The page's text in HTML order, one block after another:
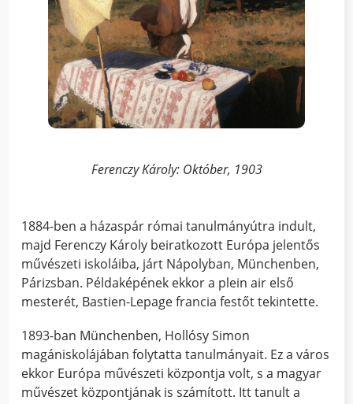
Ferenczy Károly: Október, 1903
1884-ben a házaspár római tanulmányútra indult,
majd Ferenczy Károly beiratkozott Európa jelentős
művészeti iskoláiba, járt Nápolyban, Münchenben,
Párizsban. Példaképének ekkor a plein air első
mesterét, Bastien-Lepage francia festőt tekintette.
1893-ban Münchenben, Hollósy Simon
magániskolájában folytatta tanulmányait. Ez a város
ekkor Európa művészeti központja volt, s a magyar
művészet központjának is számított. Itt tanult a